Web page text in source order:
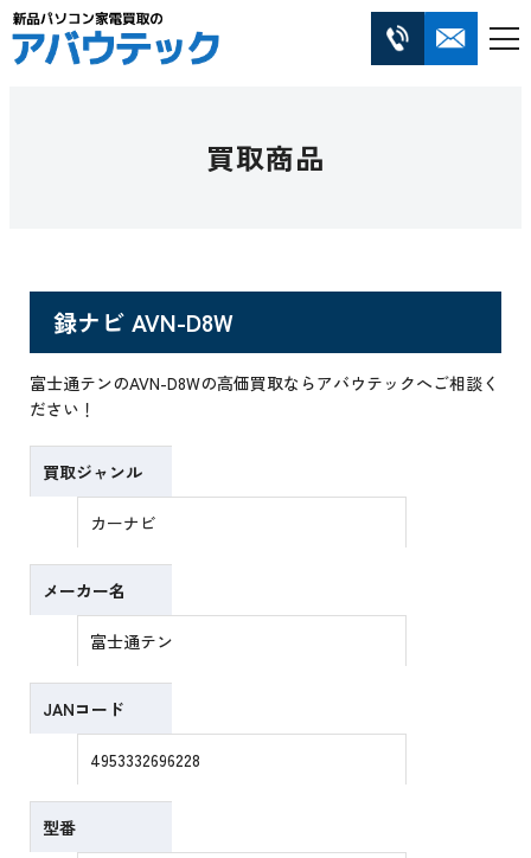
買取商品
録ナビ AVN-D8W
富士通テンのAVN-D8Wの高価買取ならアバウテックへご相談く
ださい！
買取ジャンル
カーナビ
メーカー名
富士通テン
JANコード
4953332696228
型番